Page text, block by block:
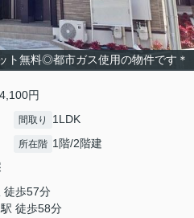
ト無料◎都市ガス使用の物件です＊
円
間取り 1LDK
所在階 1階/2階建
徒歩57分
駅 徒歩58分